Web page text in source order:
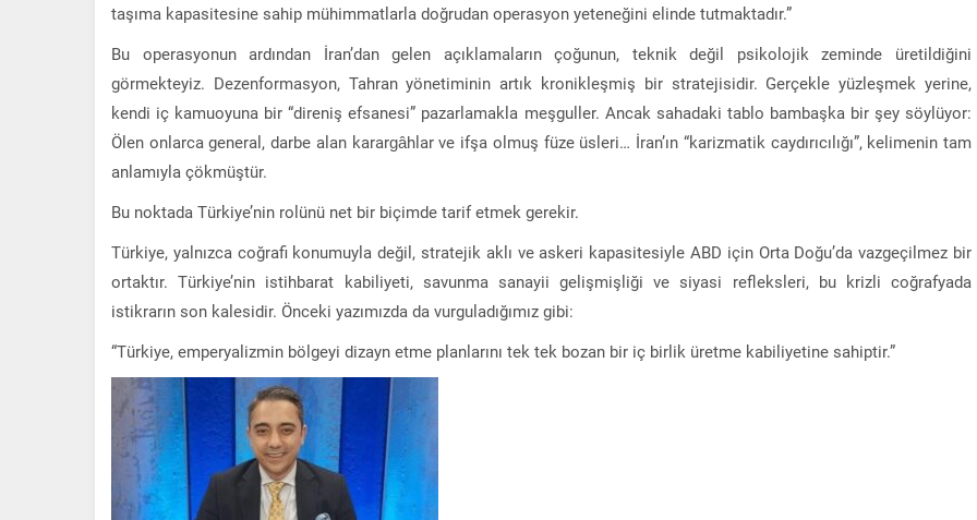
taşıma kapasitesine sahip mühimmatlarla doğrudan operasyon yeteneğini elinde tutmaktadır.”
Bu operasyonun ardından İran’dan gelen açıklamaların çoğunun, teknik değil psikolojik zeminde üretildiğini
görmekteyiz. Dezenformasyon, Tahran yönetiminin artık kronikleşmiş bir stratejisidir. Gerçekle yüzleşmek yerine,
kendi iç kamuoyuna bir “direniş efsanesi” pazarlamakla meşguller. Ancak sahadaki tablo bambaşka bir şey söylüyor:
Ölen onlarca general, darbe alan karargâhlar ve ifşa olmuş füze üsleri… İran’ın “karizmatik caydırıcılığı”, kelimenin tam
anlamıyla çökmüştür.
Bu noktada Türkiye’nin rolünü net bir biçimde tarif etmek gerekir.
Türkiye, yalnızca coğrafi konumuyla değil, stratejik aklı ve askeri kapasitesiyle ABD için Orta Doğu’da vazgeçilmez bir
ortaktır. Türkiye’nin istihbarat kabiliyeti, savunma sanayii gelişmişliği ve siyasi refleksleri, bu krizli coğrafyada
istikrarın son kalesidir. Önceki yazımızda da vurguladığımız gibi:
“Türkiye, emperyalizmin bölgeyi dizayn etme planlarını tek tek bozan bir iç birlik üretme kabiliyetine sahiptir.”